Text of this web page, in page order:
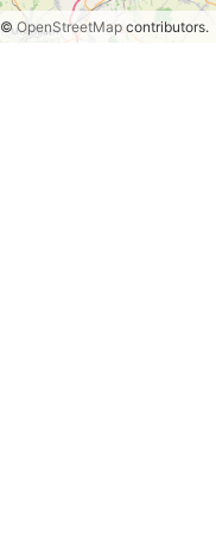
©OpenStreetMapcontributors.